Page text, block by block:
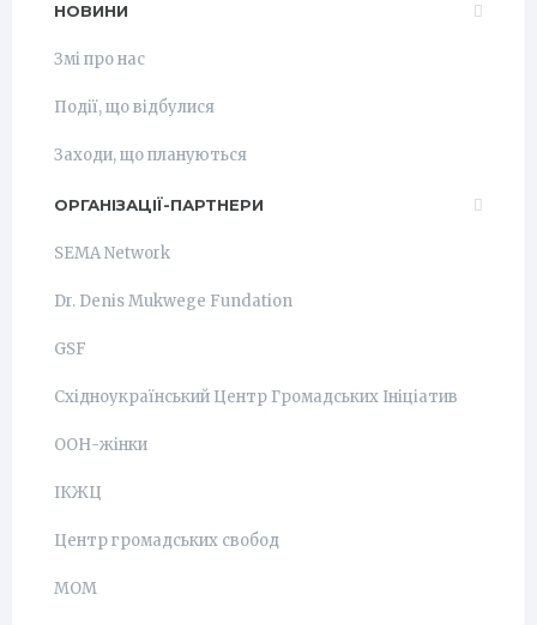
НОВИНИ
Змі про нас
Події, що відбулися
Заходи, що плануються
ОРГАНІЗАЦІЇ-ПАРТНЕРИ
SEMA Network
Dr. Denis Mukwege Fundation
GSF
Східноукраїнський Центр Громадських Ініціатив
ООН-жінки
ІКЖЦ
Центр громадських свобод
МОМ